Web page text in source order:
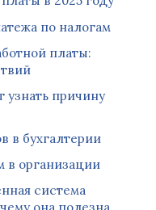
по налогам
платы:
причину
в бухгалтерии
в организации
система